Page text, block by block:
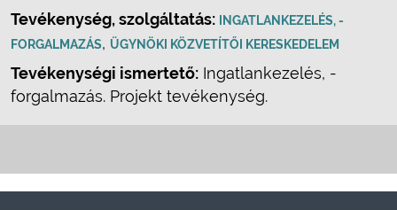
Tevékenység, szolgáltatás:
INGATLANKEZELÉS, -
FORGALMAZÁS, ÜGYNÖKI KÖZVETÍTŐI KERESKEDELEM
Tevékenységi ismertető: Ingatlankezelés, -
forgalmazás. Projekt tevékenység.